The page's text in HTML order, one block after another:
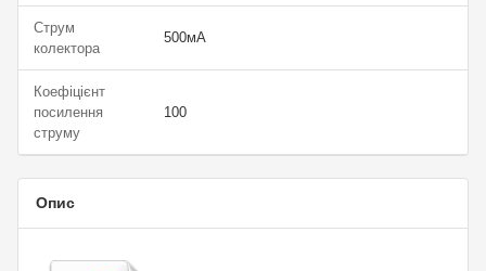
Струм
колектора
500мА
Коефіцієнт
посилення
струму
100
Опис